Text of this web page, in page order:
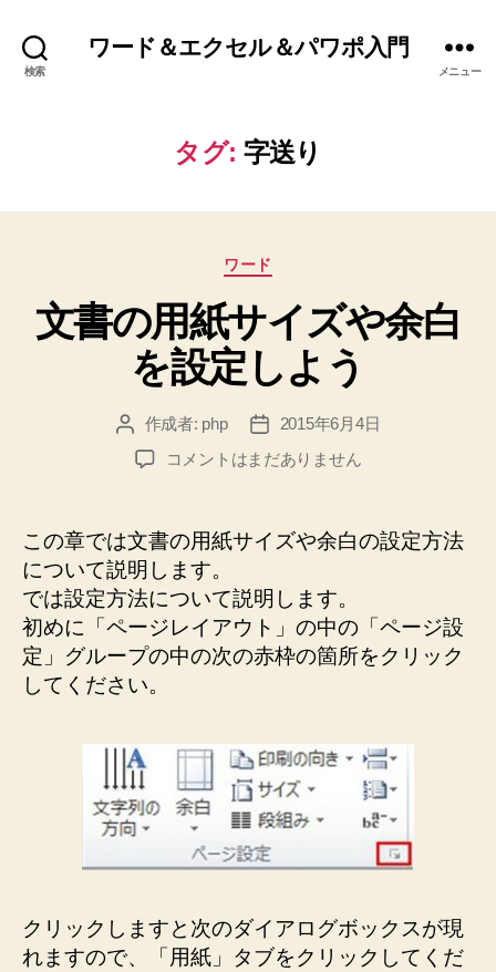
検索
ワード＆エクセル＆パワポ入門
メニュー
タグ: 字送り
カ
ゴ
リ
ー
ワード
文書の用紙サイズや余白
を設定しよう
投
稿
者
作成者: php
投
稿
日
2015年6月4日
文
用
紙
サ
イ
ズ
や
設
し
へ
コメントはまだありません
この章では文書の用紙サイズや余白の設定方法
について説明します。
では設定方法について説明します。
初めに「ページレイアウト」の中の「ページ設
定」グループの中の次の赤枠の箇所をクリック
してください。
クリックしますと次のダイアログボックスが現
れますので、「用紙」タブをクリックしてくだ